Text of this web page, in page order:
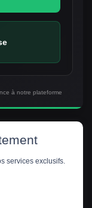
à notre plateforme
services exclusifs.